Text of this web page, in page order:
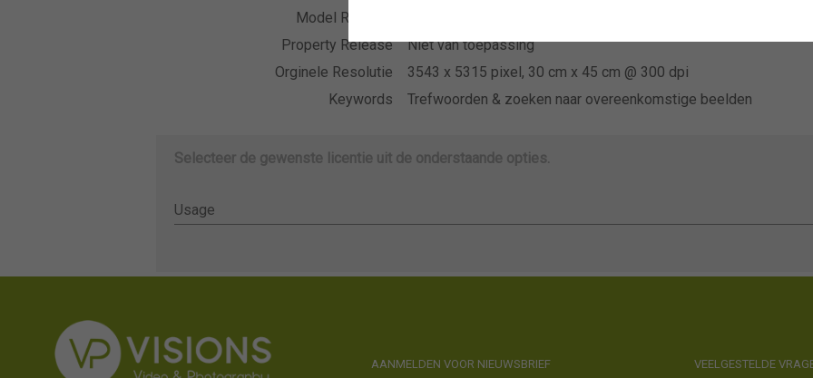
Model Release
Property Release
Niet van toepassing
Orginele Resolutie
3543 x 5315 pixel, 30 cm x 45 cm @ 300 dpi
Keywords
Trefwoorden & zoeken naar overeenkomstige beelden
Selecteer de gewenste licentie uit de onderstaande opties.
Usage
Usage
AANMELDEN VOOR NIEUWSBRIEF VEELGESTELDE